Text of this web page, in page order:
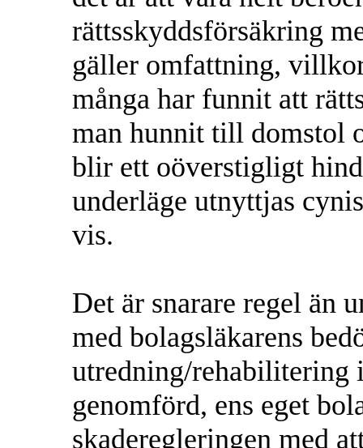
rättsskyddsförsäkring
gäller omfattning,
många har funnit att
man hunnit till domstol
blir ett oöverstigligt
underläge utnyttjas
vis.
Det är snarare regel än
med bolagsläkarens
utredning/rehabilitering
genomförd, ens eget
skaderegleringen med